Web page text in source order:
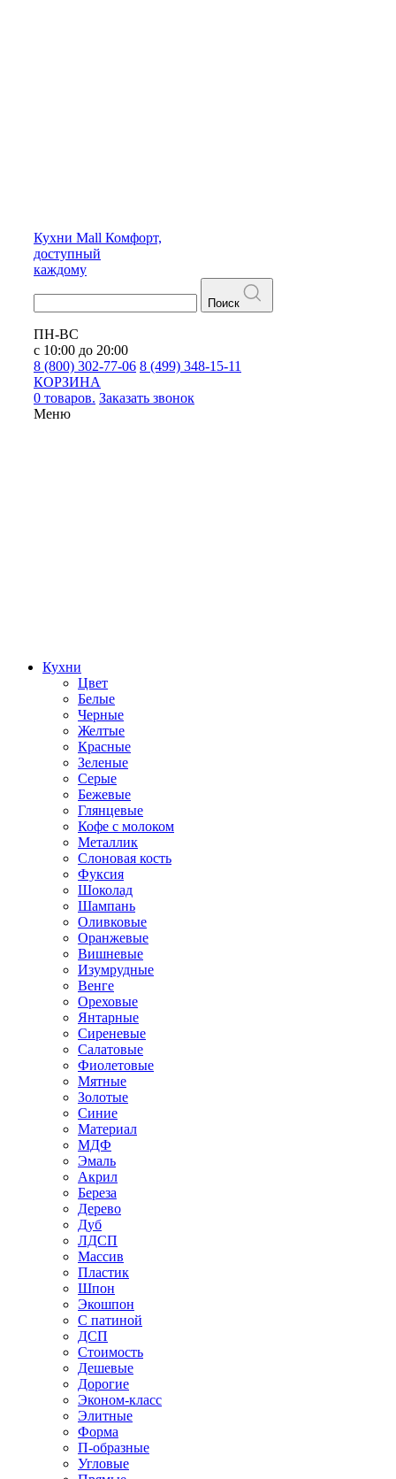
Кухни Mall Комфорт,
доступный
каждому
Поиск
ПН-ВС
с 10:00 до 20:00
8 (800) 302-77-06 8 (499) 348-15-11
КОРЗИНА
0 товаров. Заказать звонок
Меню
Кухни
Цвет
Белые
Черные
Желтые
Красные
Зеленые
Серые
Бежевые
Глянцевые
Кофе с молоком
Металлик
Слоновая кость
Фуксия
Шоколад
Шампань
Оливковые
Оранжевые
Вишневые
Изумрудные
Венге
Ореховые
Янтарные
Сиреневые
Салатовые
Фиолетовые
Мятные
Золотые
Синие
Материал
МДФ
Эмаль
Акрил
Береза
Дерево
Дуб
ЛДСП
Массив
Пластик
Шпон
Экошпон
С патиной
ДСП
Стоимость
Дешевые
Дорогие
Эконом-класс
Элитные
Форма
П-образные
Угловые